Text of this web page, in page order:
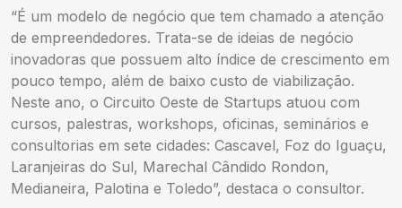
“É um modelo de negócio que tem chamado a atenção
de empreendedores. Trata-se de ideias de negócio
inovadoras que possuem alto índice de crescimento em
pouco tempo, além de baixo custo de viabilização.
Neste ano, o Circuito Oeste de Startups atuou com
cursos, palestras, workshops, oficinas, seminários e
consultorias em sete cidades: Cascavel, Foz do Iguaçu,
Laranjeiras do Sul, Marechal Cândido Rondon,
Medianeira, Palotina e Toledo”, destaca o consultor.